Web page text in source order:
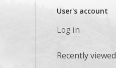
User's account
Log in
Recently viewed